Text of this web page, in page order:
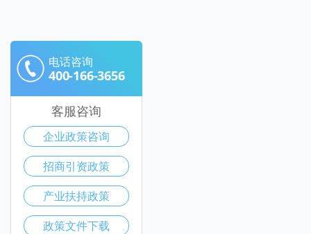
电话咨询
400-166-3656
客服咨询
企业政策咨询
招商引资政策
产业扶持政策
政策文件下载